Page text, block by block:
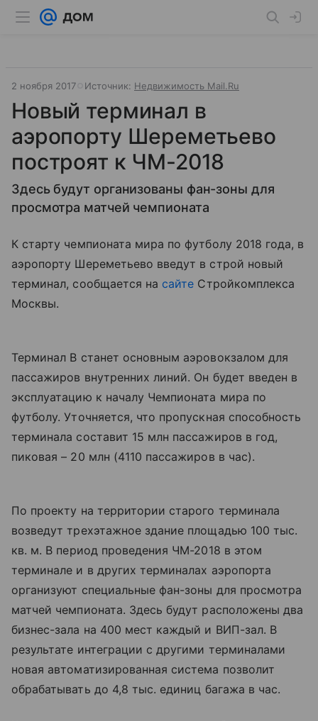
2 ноября 2017 Источник: Недвижимость Mail.Ru
Новый терминал в
аэропорту Шереметьево
построят к ЧМ-2018
Здесь будут организованы фан-зоны для
просмотра матчей чемпионата
К старту чемпионата мира по футболу 2018 года, в
аэропорту Шереметьево введут в строй новый
терминал, сообщается на сайте Стройкомплекса
Москвы.
Терминал B станет основным аэровокзалом для
пассажиров внутренних линий. Он будет введен в
эксплуатацию к началу Чемпионата мира по
футболу. Уточняется, что пропускная способность
терминала составит 15 млн пассажиров в год,
пиковая – 20 млн (4110 пассажиров в час).
По проекту на территории старого терминала
возведут трехэтажное здание площадью 100 тыс.
кв. м. В период проведения ЧМ-2018 в этом
терминале и в других терминалах аэропорта
организуют специальные фан-зоны для просмотра
матчей чемпионата. Здесь будут расположены два
бизнес-зала на 400 мест каждый и ВИП-зал. В
результате интеграции с другими терминалами
новая автоматизированная система позволит
обрабатывать до 4,8 тыс. единиц багажа в час.